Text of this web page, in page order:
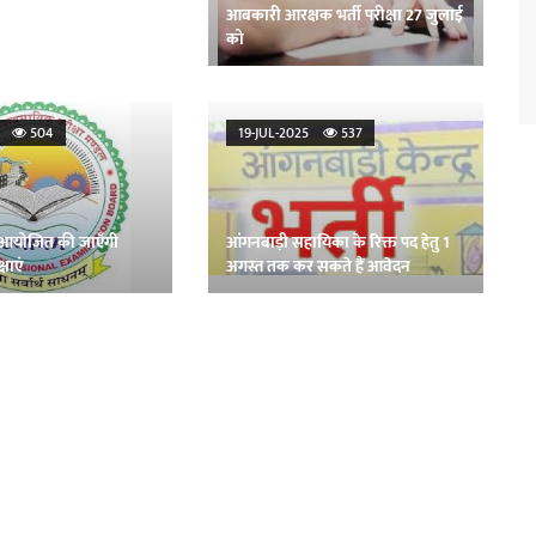
आबकारी आरक्षक भर्ती परीक्षा 27 जुलाई
को
504
की जाएँगी
19-JUL-2025 537
आंगनबाड़ी सहायिका के रिक्त पद हेतु 1
अगस्त तक कर सकते हैं आवेदन